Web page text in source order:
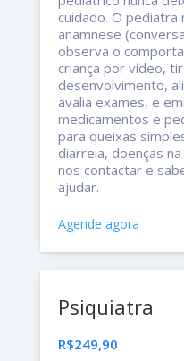
cuidado. O pediatra
anamnese
observa o
criança por vídeo,
desenvolvimento,
avalia exames, e
medicamentos e
para queixas
diarreia, doenças
nos contactar e
ajudar.
Agende agora
Psiquiatra
R$249,90